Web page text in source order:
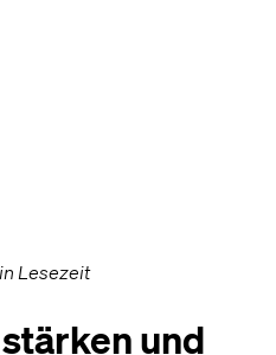
Lesezeit
und